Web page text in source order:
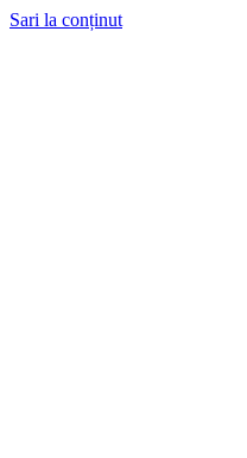
Sari la conținut